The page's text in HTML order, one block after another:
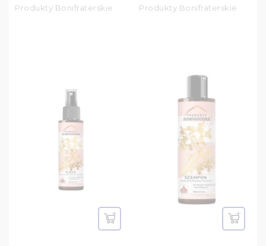
Produkty Bonifraterskie
Produkty Bonifraterskie